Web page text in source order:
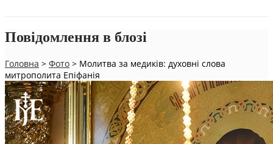
Повідомлення в блозі
Головна > Фото > Молитва за медиків: духовні слова
митрополита Епіфанія